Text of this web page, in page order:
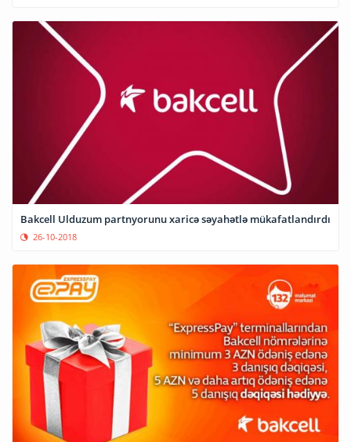
Bakcell Ulduzum partnyorunu xaricə səyahətlə mükafatlandırdı
26-10-2018